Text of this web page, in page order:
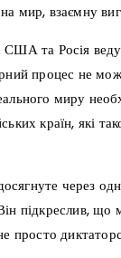
мир, взаємну
та Росія
процес не
миру
країн, які
через
підкреслив,
просто